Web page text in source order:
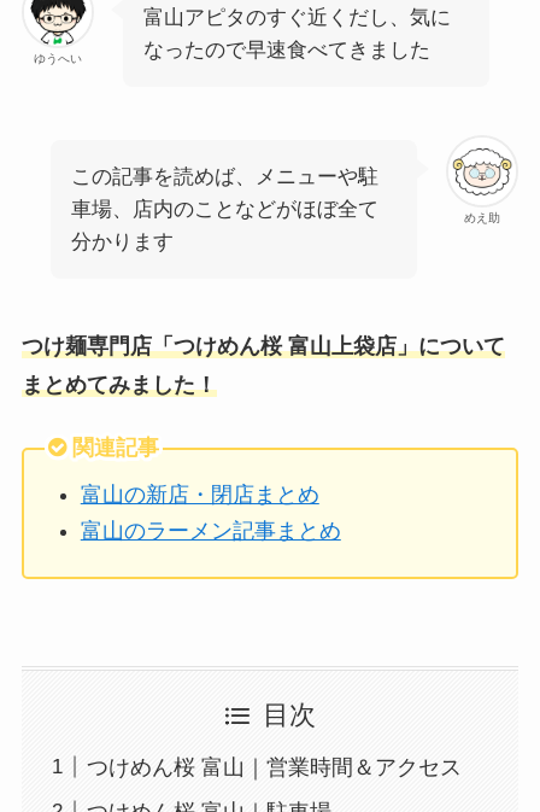
ゆうへい
富山アピタのすぐ近くだし、気に
なったので早速食べてきました
めえ助
この記事を読めば、メニューや駐
車場、店内のことなどがほぼ全て
分かります
つけ麺専門店「つけめん桜 富山上袋店」について
まとめてみました！
関連記事
富山の新店・閉店まとめ
富山のラーメン記事まとめ
目次
つけめん桜 富山｜営業時間＆アクセス